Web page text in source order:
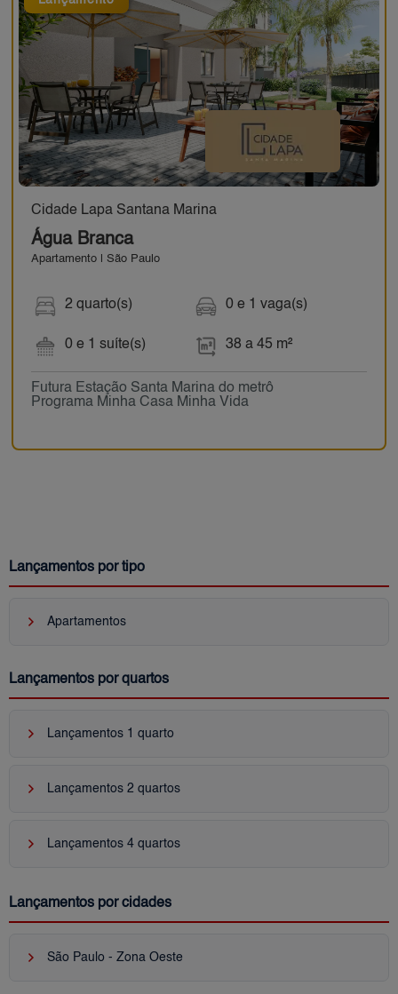
Cidade Lapa Santana Marina
Água Branca
Apartamento | São Paulo
2 quarto(s)
0 e 1 suíte(s)
0 e 1 vaga(s)
38 a 45 m²
Futura Estação Santa Marina do metrô
Programa Minha Casa Minha Vida
Lançamentos por tipo
keyboard_arrow_right Apartamentos
Lançamentos por quartos
keyboard_arrow_right Lançamentos 1 quarto
keyboard_arrow_right Lançamentos 2 quartos
keyboard_arrow_right Lançamentos 4 quartos
Lançamentos por cidades
keyboard_arrow_right São Paulo - Zona Oeste